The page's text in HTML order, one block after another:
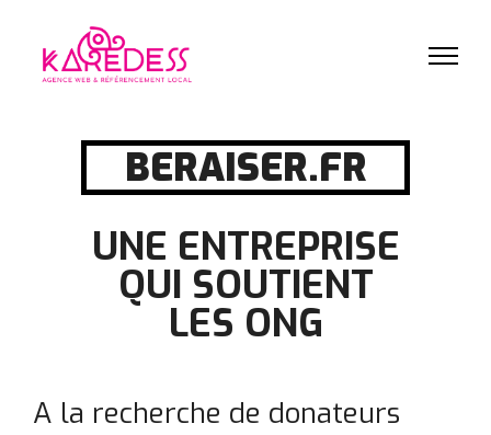
BERAISER.FR
UNE ENTREPRISE
QUI SOUTIENT
LES ONG
A la recherche de donateurs